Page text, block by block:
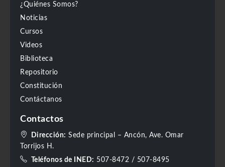
¿Quiénes Somos?
Noticias
Cursos
Videos
Biblioteca
Repositorio
Constitución
Contáctanos
Contactos
Dirección: Sede principal – Ancón, Ave. Omar
Torrijos H.
Teléfonos de INED: 507-8472 / 507-8495